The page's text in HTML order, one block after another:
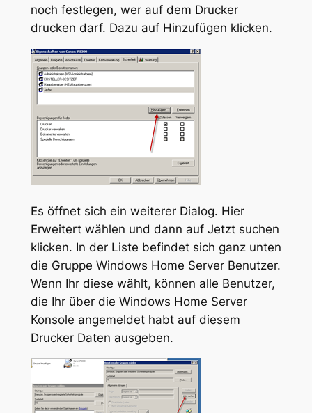
noch festlegen, wer auf dem Drucker
drucken darf. Dazu auf Hinzufügen klicken.
Es öffnet sich ein weiterer Dialog. Hier
Erweitert wählen und dann auf Jetzt suchen
klicken. In der Liste befindet sich ganz unten
die Gruppe Windows Home Server Benutzer.
Wenn Ihr diese wählt, können alle Benutzer,
die Ihr über die Windows Home Server
Konsole angemeldet habt auf diesem
Drucker Daten ausgeben.